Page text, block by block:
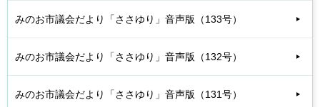
みのお市議会だより「ささゆり」音声版（133号）
みのお市議会だより「ささゆり」音声版（132号）
みのお市議会だより「ささゆり」音声版（131号）